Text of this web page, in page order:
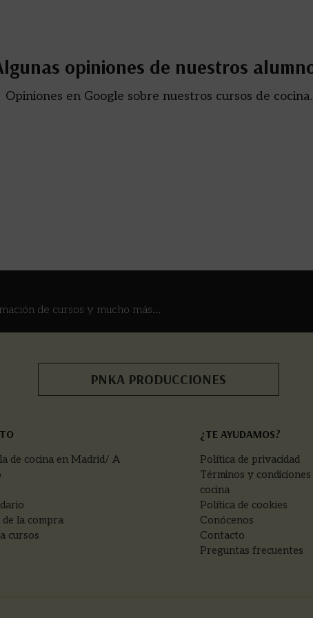
opiniones de nuestros
Opiniones en Google sobre nuestros cursos de cocina.
de cursos y mucho más...
PNKA PRODUCCIONES
de cocina en Madrid/ A
de la compra
cursos
¿TE AYUDAMOS?
Política de privacidad
Términos y
cocina
Política de cookies
Conócenos
Contacto
Preguntas frecuentes